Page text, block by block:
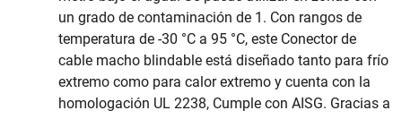
un grado de contaminación de 1. Con rangos de
temperatura de -30 °C a 95 °C, este Conector de
cable macho blindable está diseñado tanto para frío
extremo como para calor extremo y cuenta con la
homologación UL 2238, Cumple con AISG. Gracias a